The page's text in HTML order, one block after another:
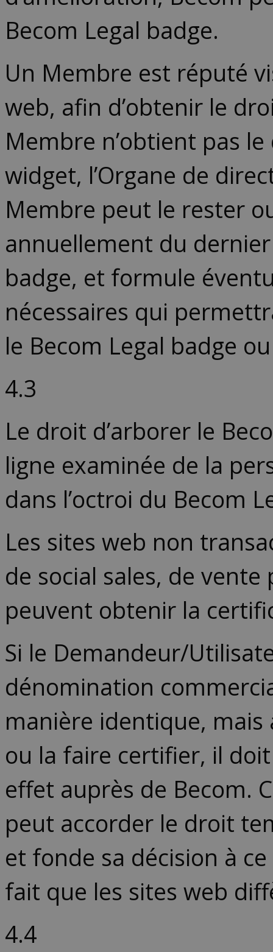
Becom Legal badge.
Un Membre est réputé
web, afin d’obtenir le
Membre n’obtient pas
widget, l’Organe de
Membre peut le rester
annuellement du
badge, et formule
nécessaires qui
le Becom Legal badge
4.3
Le droit d’arborer le
ligne examinée de la
dans l’octroi du Becom
Les sites web non
de social sales, de
peuvent obtenir la
Si le Demandeur/
dénomination
manière identique, mais
ou la faire certifier, il
effet auprès de Becom.
peut accorder le droit
et fonde sa décision à
fait que les sites web
4.4